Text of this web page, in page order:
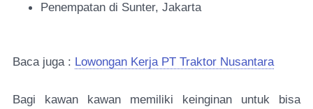
Penempatan di Sunter, Jakarta
Baca juga : Lowongan Kerja PT Traktor Nusantara
Bagi kawan kawan memiliki keinginan untuk bisa